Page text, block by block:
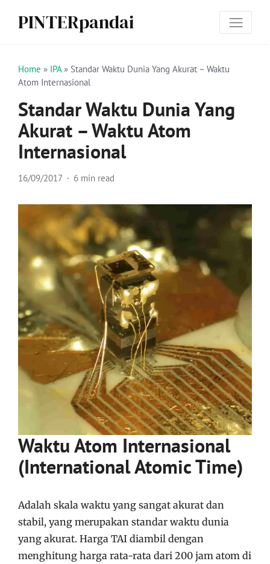
PINTERpandai
Home » IPA» Standar Waktu Dunia Yang Akurat – Waktu
Atom Internasional
Standar Waktu Dunia Yang
Akurat – Waktu Atom
Internasional
16/09/2017 6 min read
Waktu Atom Internasional
(International Atomic Time)
Adalah skala waktu yang sangat akurat dan
stabil, yang merupakan standar waktu dunia
yang akurat. Harga TAI diambil dengan
menghitung harga rata-rata dari 200 jam atom di